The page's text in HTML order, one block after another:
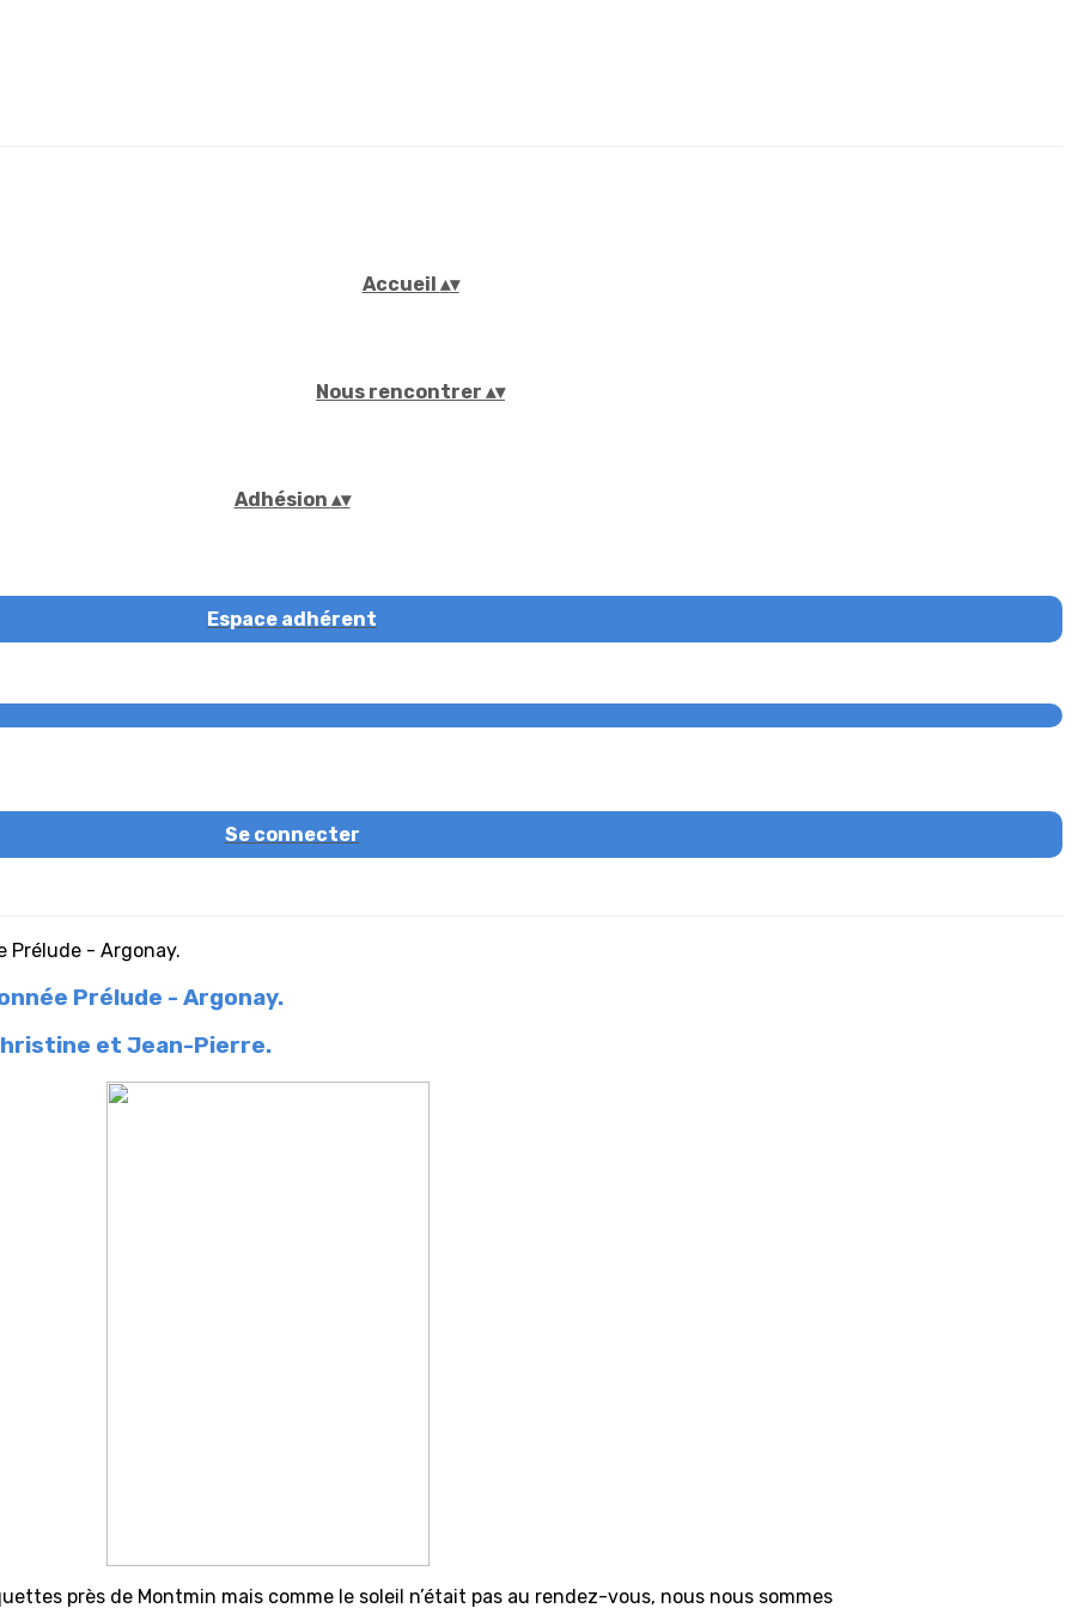
Accueil ▴▾
Nous rencontrer ▴▾
Adhésion ▴▾
Espace adhérent
Se connecter
Prélude - Argonay.
et Jean-Pierre.
près de Montmin mais comme le soleil n’était pas au rendez-vous, nous nous sommes